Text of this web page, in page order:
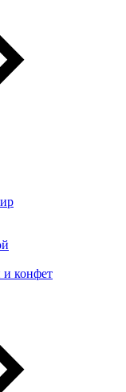
и конфет